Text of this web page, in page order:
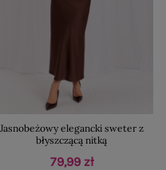
Jasnobeżowy elegancki sweter z
błyszczącą nitką
79,99 zł